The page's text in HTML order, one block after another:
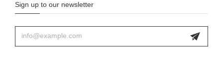
Sign up to our newsletter